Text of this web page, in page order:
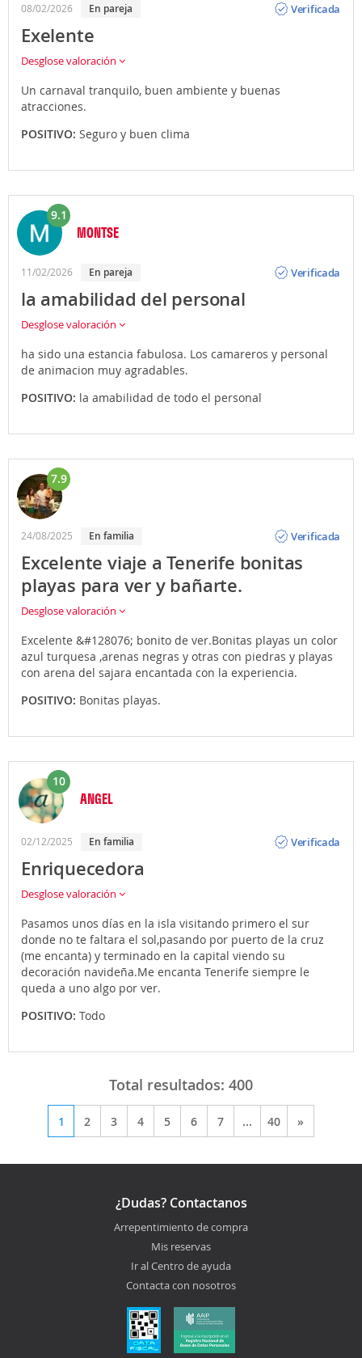
08/02/2026 En pareja
Verificada
Exelente
Desglose valoración
Un carnaval tranquilo, buen ambiente y buenas
atracciones.
POSITIVO: Seguro y buen clima
9.1
MONTSE
11/02/2026 En pareja
Verificada
la amabilidad del personal
Desglose valoración
ha sido una estancia fabulosa. Los camareros y personal
de animacion muy agradables.
POSITIVO: la amabilidad de todo el personal
7.9
24/08/2025 En familia
Verificada
Excelente viaje a Tenerife bonitas
playas para ver y bañarte.
Desglose valoración
Excelente &#128076; bonito de ver.Bonitas playas un color
azul turquesa ,arenas negras y otras con piedras y playas
con arena del sajara encantada con la experiencia.
POSITIVO: Bonitas playas.
10
ANGEL
02/12/2025 En familia
Verificada
Enriquecedora
Desglose valoración
Pasamos unos días en la isla visitando primero el sur
donde no te faltara el sol,pasando por puerto de la cruz
(me encanta) y terminado en la capital viendo su
decoración navideña.Me encanta Tenerife siempre le
queda a uno algo por ver.
POSITIVO: Todo
Total resultados: 400
1 2 3 4 5 6 7 ... 40 »
¿Dudas? Contactanos
Arrepentimiento de compra
Mis reservas
Ir al Centro de ayuda
Contacta con nosotros